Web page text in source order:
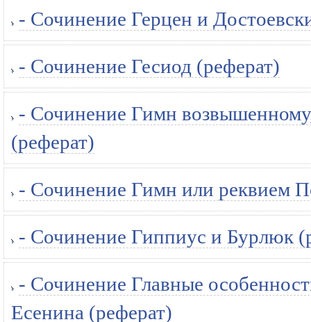
- Сочинение Герцен и
- Сочинение Гесиод (реферат)
- Сочинение Гимн
(реферат)
- Сочинение Гимн или реквием
- Сочинение Гиппиус и Бурлюк
- Сочинение Главные
Есенина (реферат)